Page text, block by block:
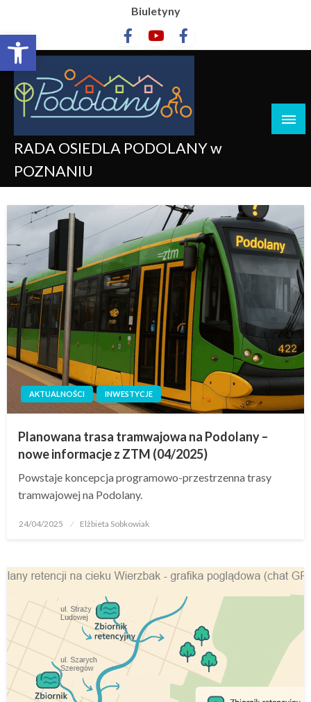
Otwórz pasek narzędzi
Biuletyny
RADA OSIEDLA PODOLANY w
POZNANIU
AKTUALNOŚCI INWESTYCJE
Planowana trasa tramwajowa na Podolany –
nowe informacje z ZTM (04/2025)
Powstaje koncepcja programowo-przestrzenna trasy
tramwajowej na Podolany.
24/04/2025 Elżbieta Sobkowiak